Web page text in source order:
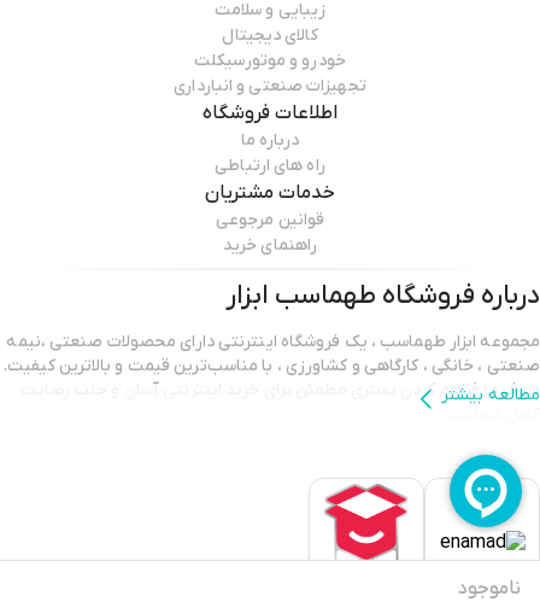
ناموجود
زیبایی و سلامت
کالای دیجیتال
خودرو و موتورسیکلت
تجهیزات صنعتی و انبارداری
اطلاعات فروشگاه
درباره ما
راه های ارتباطی
خدمات مشتریان
قوانین مرجوعی
راهنمای خرید
درباره فروشگاه طهماسب ابزار
مجموعه ابزار طهماسب ، یک فروشگاه اینترنتی دارای محصولات صنعتی ،نیمه
صنعتی ، خانگی ، کارگاهی و کشاورزی ، با مناسب‌ترین قیمت و بالاترین کیفیت.
هدف ما فراهم کردن بستری مطمئن برای خرید اینترنتی آسان و جلب رضایت
مطالعه بیشتر